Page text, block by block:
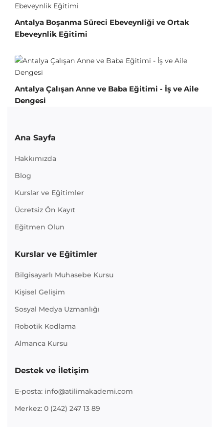
Antalya Boşanma Süreci Ebeveynliği ve Ortak
Ebeveynlik Eğitimi
Antalya Çalışan Anne ve Baba Eğitimi - İş ve Aile
Dengesi
Ana Sayfa
Hakkımızda
Blog
Kurslar ve Eğitimler
Ücretsiz Ön Kayıt
Eğitmen Olun
Kurslar ve Eğitimler
Bilgisayarlı Muhasebe Kursu
Kişisel Gelişim
Sosyal Medya Uzmanlığı
Robotik Kodlama
Almanca Kursu
Destek ve İletişim
E-posta: info@atilimakademi.com
Merkez: 0 (242) 247 13 89